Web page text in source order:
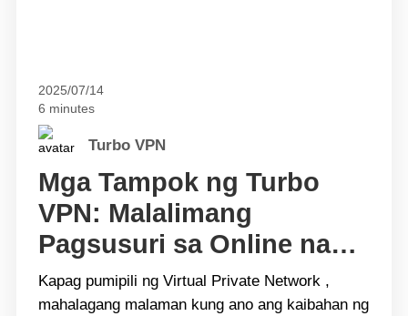
2025/07/14
6 minutes
Turbo VPN
Mga Tampok ng Turbo
VPN: Malalimang
Pagsusuri sa Online na
Seguridad
Kapag pumipili ng Virtual Private Network ,
mahalagang malaman kung ano ang kaibahan ng